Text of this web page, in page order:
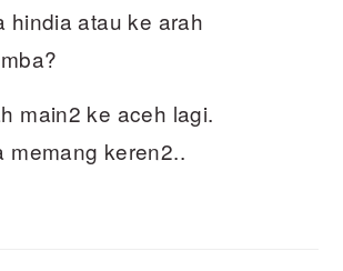
hindia atau ke arah
main2 ke aceh lagi.
memang keren2..